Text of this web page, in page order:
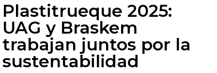
Plastitrueque 2025:
UAG y Braskem
trabajan juntos por la
sustentabilidad